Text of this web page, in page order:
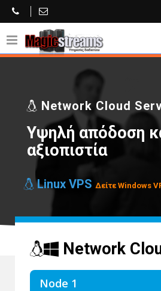
Network Cloud
Yψηλή απόδοση
αξιοπιστία
Linux VPS Δείτε Windows
Network